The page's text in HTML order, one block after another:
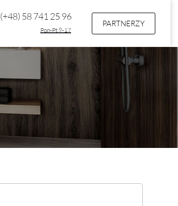
(+48) 58 741 25 96
Pon-Pt 9-17
PARTNERZY